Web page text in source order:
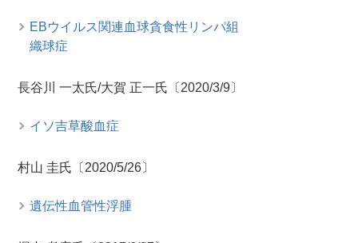
EBウイルス関連血球貪食性リンパ組
織球症
長谷川 一太氏/大賀 正一氏〔2020/3/9〕
イソ吉草酸血症
村山 圭氏〔2020/5/26〕
遺伝性血管性浮腫